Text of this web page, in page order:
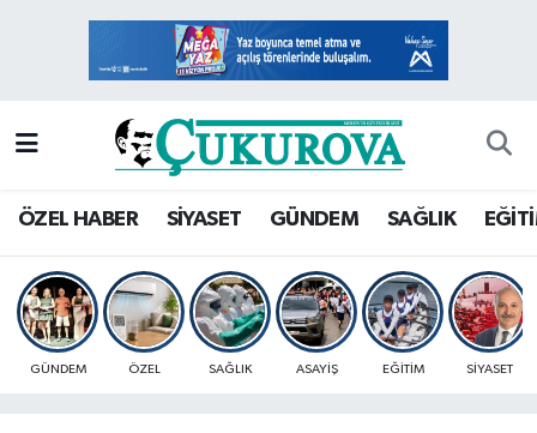
ÖZEL HABER SİYASET GÜNDEM SAĞLIK
GÜNDEM ÖZEL SAĞLIK ASAYİŞ EĞİTİM SİYASET
Mersin Hava Durumu
Mersin Namaz Vakitleri
Mersin Trafik Yoğunluk Haritası
Süper Lig Puan Durumu ve Fikstür